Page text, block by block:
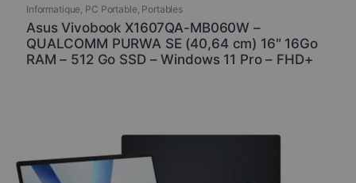
Informatique, PC Portable, Portables
Asus Vivobook X1607QA-MB060W –
QUALCOMM PURWA SE (40,64 cm) 16″ 16Go
RAM – 512 Go SSD – Windows 11 Pro – FHD+